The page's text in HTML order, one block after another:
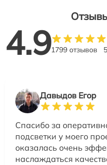
4.91799 отзывов
Давыдов Егор
Спасибо за
подсветки у моего
оказалась очень
наслаждаться